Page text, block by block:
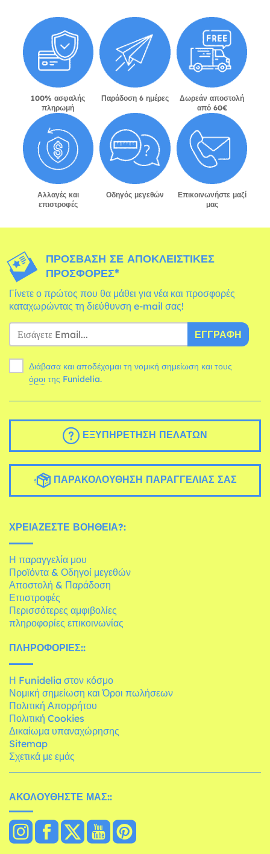
100% ασφαλής
πληρωμή
Παράδοση 6 ημέρες
Δωρεάν αποστολή
από 60€
Αλλαγές και
επιστροφές
Οδηγός μεγεθών
Επικοινωνήστε μαζί
μας
ΠΡΌΣΒΑΣΗ ΣΕ ΑΠΟΚΛΕΙΣΤΙΚΈΣ
ΠΡΟΣΦΟΡΈΣ*
Γίνετε ο πρώτος που θα μάθει για νέα και προσφορές
καταχωρώντας τη διεύθυνση e-mail σας!
ΕΓΓΡΑΦΉ
Διάβασα και αποδέχομαι τη νομική σημείωση και τους
όροι της Funidelia.
ΕΞΥΠΗΡΈΤΗΣΗ ΠΕΛΑΤΏΝ
ΠΑΡΑΚΟΛΟΎΘΗΣΗ ΠΑΡΑΓΓΕΛΊΑΣ ΣΑΣ
ΧΡΕΙΆΖΕΣΤΕ ΒΟΉΘΕΙΑ?:
Η παραγγελία μου
Προϊόντα & Οδηγοί μεγεθών
Αποστολή & Παράδοση
Επιστροφές
Περισσότερες αμφιβολίες
πληροφορίες επικοινωνίας
ΠΛΗΡΟΦΟΡΊΕΣ::
Η Funidelia στον κόσμο
Νομική σημείωση και Όροι πωλήσεων
Πολιτική Απορρήτου
Πολιτική Cookies
Δικαίωμα υπαναχώρησης
Sitemap
Σχετικά με εμάς
ΑΚΟΛΟΥΘΉΣΤΕ ΜΑΣ::